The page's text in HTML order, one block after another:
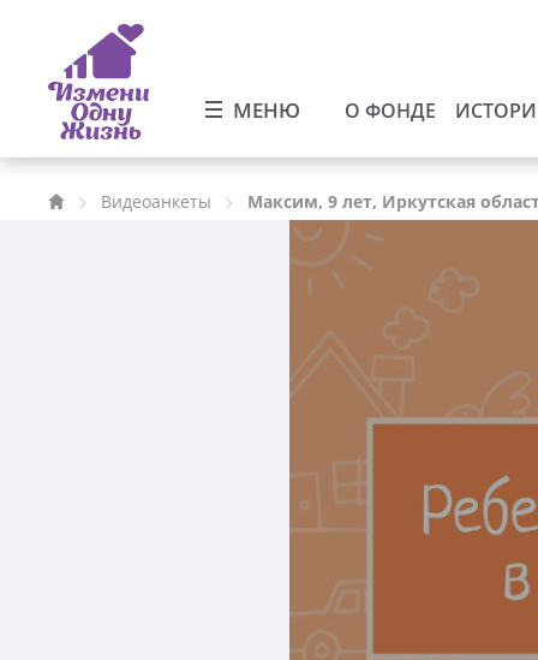
МЕНЮ О ФОНДЕ
Видеоанкеты Максим, 9 лет, Иркутская